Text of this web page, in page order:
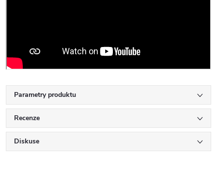
Parametry produktu
Recenze
Diskuse